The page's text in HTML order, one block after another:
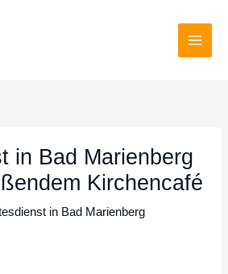
in Bad Marienberg
Kirchencafé
in Bad Marienberg